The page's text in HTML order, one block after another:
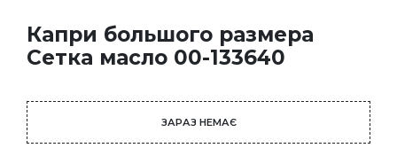
Капри большого размера
Сетка масло 00-133640
ЗАРАЗ НЕМАЄ